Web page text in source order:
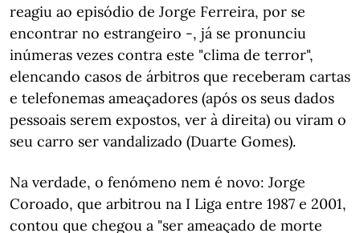
reagiu ao episódio de Jorge Ferreira, por se
encontrar no estrangeiro -, já se pronunciu
inúmeras vezes contra este "clima de terror",
elencando casos de árbitros que receberam cartas
e telefonemas ameaçadores (após os seus dados
pessoais serem expostos, ver à direita) ou viram o
seu carro ser vandalizado (Duarte Gomes).
Na verdade, o fenómeno nem é novo: Jorge
Coroado, que arbitrou na I Liga entre 1987 e 2001,
contou que chegou a "ser ameaçado de morte